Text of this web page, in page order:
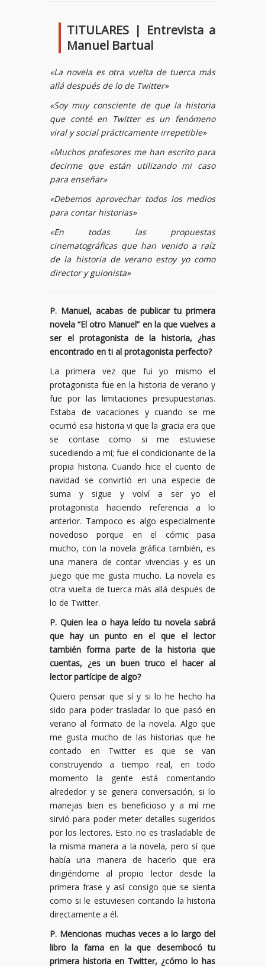
TITULARES | Entrevista a
Manuel Bartual
«La novela es otra vuelta de tuerca más
allá después de lo de Twitter»
«Soy muy consciente de que la historia
que conté en Twitter es un fenómeno
viral y social prácticamente irrepetible»
«Muchos profesores me han escrito para
decirme que están utilizando mi caso
para enseñar»
«Debemos aprovechar todos los medios
para contar historias»
«En todas las propuestas
cinematográficas que han venido a raíz
de la historia de verano estoy yo como
director y guionista»
P. Manuel, acabas de publicar tu primera
novela “El otro Manuel” en la que vuelves a
ser el protagonista de la historia, ¿has
encontrado en ti al protagonista perfecto?
La primera vez que fui yo mismo el
protagonista fue en la historia de verano y
fue por las limitaciones presupuestarias.
Estaba de vacaciones y cuando se me
ocurrió esa historia vi que la gracia era que
se contase como si me estuviese
sucediendo a mí; fue el condicionante de la
propia historia. Cuando hice el cuento de
navidad se convirtió en una especie de
suma y sigue y volví a ser yo el
protagonista haciendo referencia a lo
anterior. Tampoco es algo especialmente
novedoso porque en el cómic pasa
mucho, con la novela gráfica también, es
una manera de contar vivencias y es un
juego que me gusta mucho. La novela es
otra vuelta de tuerca más allá después de
lo de Twitter.
P. Quien lea o haya leído tu novela sabrá
que hay un punto en el que el lector
también forma parte de la historia que
cuentas, ¿es un buen truco el hacer al
lector partícipe de algo?
Quiero pensar que sí y si lo he hecho ha
sido para poder trasladar lo que pasó en
verano al formato de la novela. Algo que
me gusta mucho de las historias que he
contado en Twitter es que se van
construyendo a tiempo real, en todo
momento la gente está comentando
alrededor y se genera conversación, si lo
manejas bien es beneficioso y a mí me
sirvió para poder meter detalles sugeridos
por los lectores. Esto no es trasladable de
la misma manera a la novela, pero sí que
había una manera de hacerlo que era
dirigiéndome al propio lector desde la
primera frase y así consigo que se sienta
como si le estuviesen contando la historia
directamente a él.
P. Mencionas muchas veces a lo largo del
libro la fama en la que desembocó tu
primera historia en Twitter, ¿cómo lo has